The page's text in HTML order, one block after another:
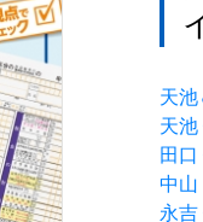
天
天池
田口
中山
永吉